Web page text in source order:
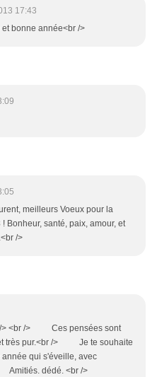
17:43
bonne année<br />
meilleurs Voeux pour la
Bonheur, santé, paix, amour, et
/>
/> <br /> Ces pensées sont
très pur.<br /> Je te souhaite
qui s'éveille, avec
dédé. <br />